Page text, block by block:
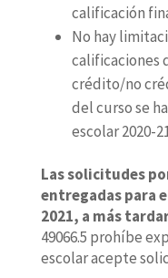
calificación
No hay
calificaciones
crédito/no
del curso se
escolar 2020-
Las solicitudes
entregadas para
2021, a más
49066.5 prohíbe
escolar acepte